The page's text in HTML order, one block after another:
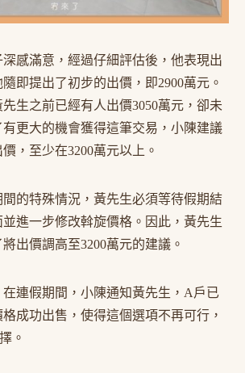
感滿意，經過仔細評估後，他表現出
即提出了初步的出價，即2900萬元。
生之前已經有人出價3050萬元，卻未
更大的機會獲得這筆交易，小陳建議
，至少在3200萬元以上。
的特殊情況，黃先生必須等待假期結
進一步修改斡旋價格。因此，黃先生
出價調高至3200萬元的建議。
連假期間，小陳通知黃先生，A戶已
成功出售，使得這個選項不再可行，
。